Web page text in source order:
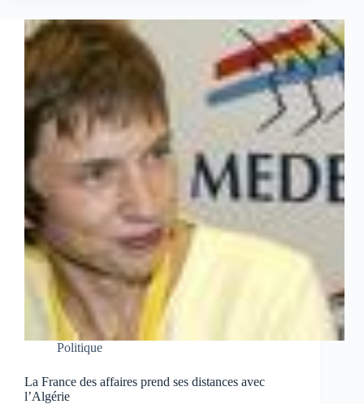
Politique
La France des affaires prend ses distances avec
l’Algérie